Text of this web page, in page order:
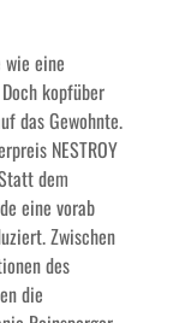
eine
kopfüber
das Gewohnte.
NESTROY
dem
eine vorab
Zwischen
des
die